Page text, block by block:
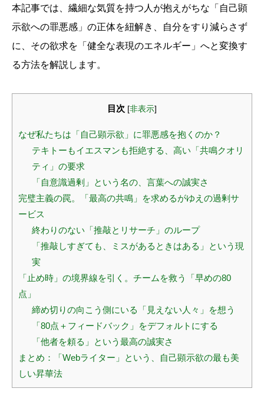
本記事では、繊細な気質を持つ人が抱えがちな「自己顕
示欲への罪悪感」の正体を紐解き、自分をすり減らさず
に、その欲求を「健全な表現のエネルギー」へと変換す
る方法を解説します。
目次 [非表示]
なぜ私たちは「自己顕示欲」に罪悪感を抱くのか？
テキトーもイエスマンも拒絶する、高い「共鳴クオリ
ティ」の要求
「自意識過剰」という名の、言葉への誠実さ
完璧主義の罠。「最高の共鳴」を求めるがゆえの過剰サ
ービス
終わりのない「推敲とリサーチ」のループ
「推敲しすぎても、ミスがあるときはある」という現
実
「止め時」の境界線を引く。チームを救う「早めの80
点」
締め切りの向こう側にいる「見えない人々」を想う
「80点＋フィードバック」をデフォルトにする
「他者を頼る」という最高の誠実さ
まとめ：「Webライター」という、自己顕示欲の最も美
しい昇華法